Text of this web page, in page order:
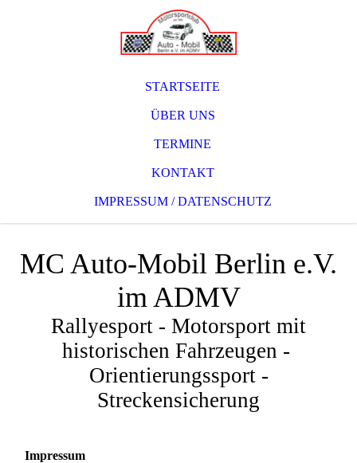
STARTSEITE
ÜBER UNS
TERMINE
KONTAKT
IMPRESSUM / DATENSCHUTZ
MC Auto-Mobil Berlin e.V.
im ADMV
Rallyesport - Motorsport mit
historischen Fahrzeugen -
Orientierungssport -
Streckensicherung
Impressum